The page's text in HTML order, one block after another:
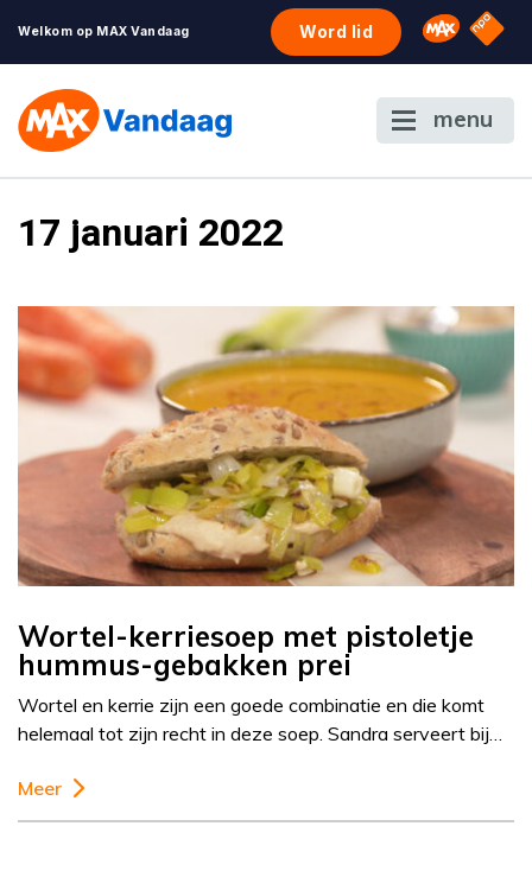
Welkom op MAX Vandaag Word lid Omroep
NPO
menu
17 januari 2022
Wortel-kerriesoep met pistoletje
hummus-gebakken prei
Wortel en kerrie zijn een goede combinatie en die komt
helemaal tot zijn recht in deze soep. Sandra serveert bij…
Meer